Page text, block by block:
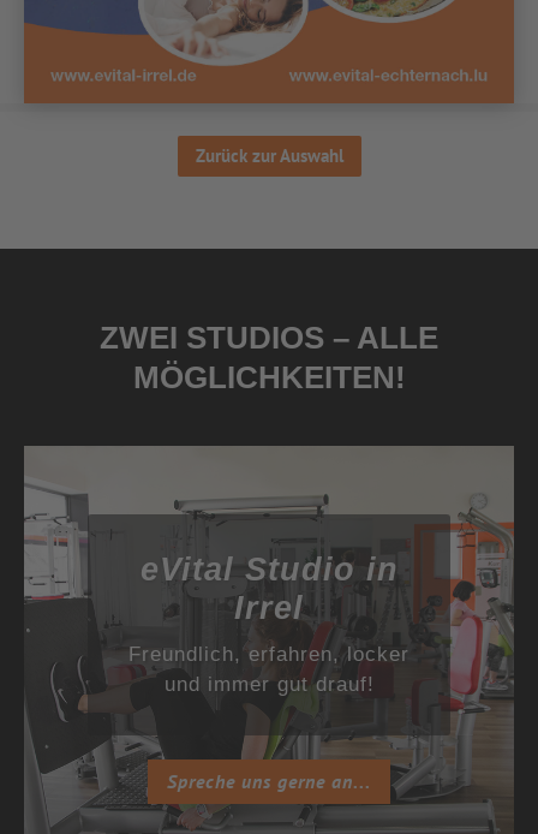
Zurück zur Auswahl
ZWEI STUDIOS – ALLE
MÖGLICHKEITEN!
eVital Studio in
Irrel
Freundlich, erfahren, locker
und immer gut drauf!
Spreche uns gerne an...